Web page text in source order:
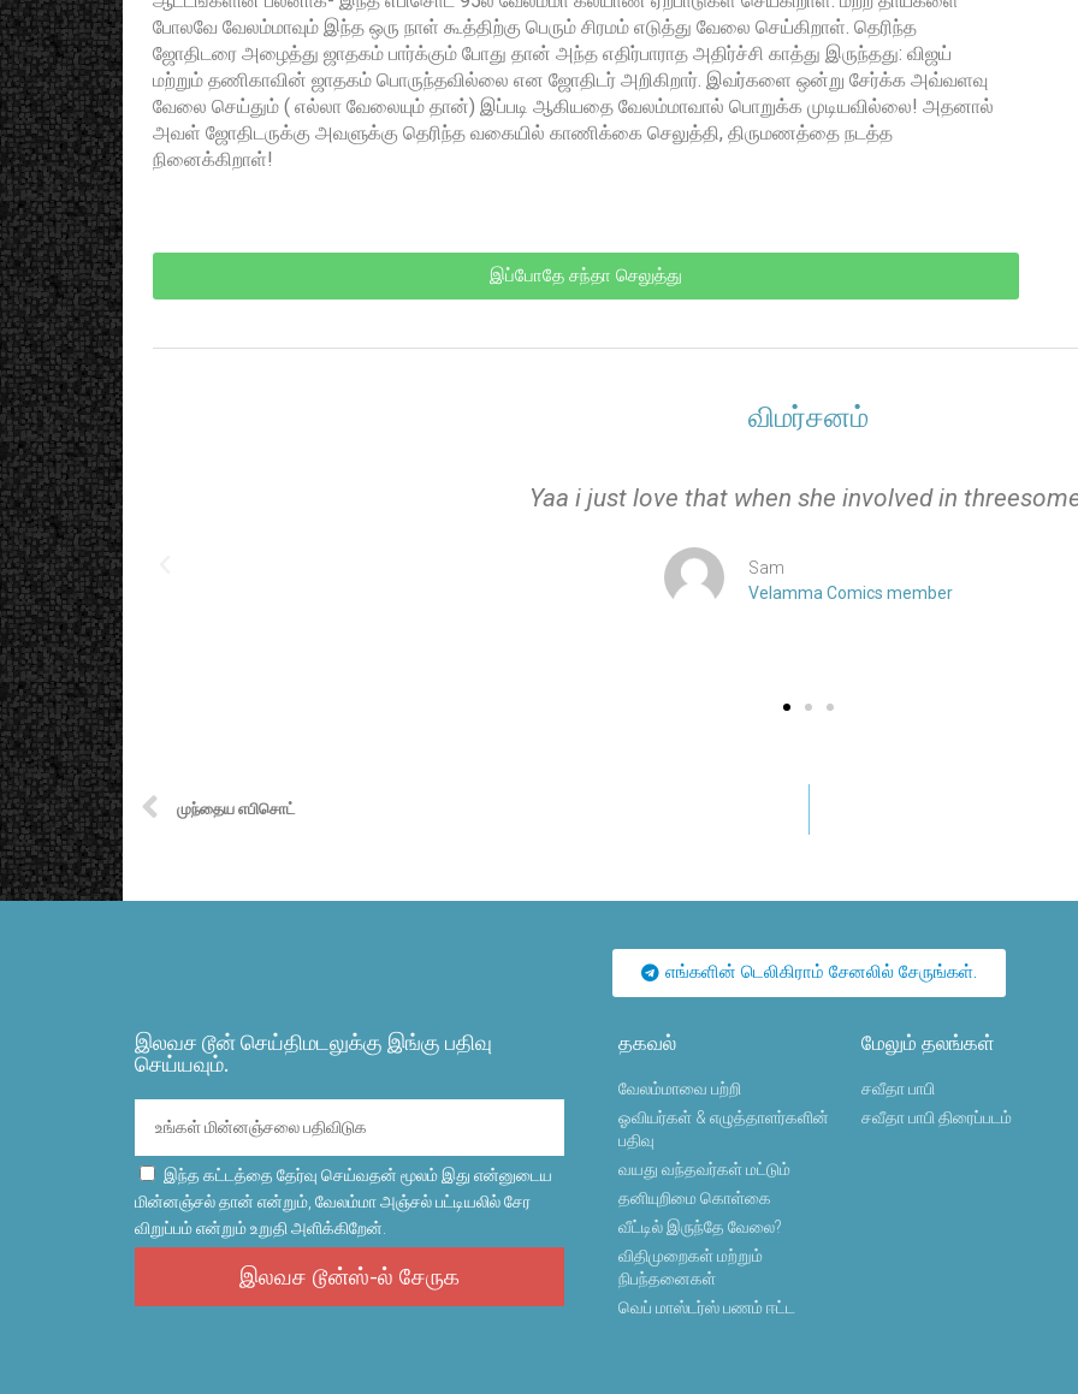
போலவே வேலம்மாவும் இந்த ஒரு நாள் கூத்திற்கு பெரும் சிரமம் எடுத்து வேலை செய்கிறாள். தெரிந்த
ஜோதிடரை அழைத்து ஜாதகம் பார்க்கும் போது தான் அந்த எதிர்பாராத அதிர்ச்சி காத்து இருந்தது: விஜய்
மற்றும் தணிகாவின் ஜாதகம் பொருந்தவில்லை என ஜோதிடர் அறிகிறார். இவர்களை ஒன்று சேர்க்க அவ்வளவு
வேலை செய்தும் ( எல்லா வேலையும் தான்) இப்படி ஆகியதை வேலம்மாவால் பொறுக்க முடியவில்லை! அதனால்
அவள் ஜோதிடருக்கு அவளுக்கு தெரிந்த வகையில் காணிக்கை செலுத்தி, திருமணத்தை நடத்த
நினைக்கிறாள்!
இப்போதே சந்தா செலுத்து
விமர்சனம்
Yaa i just love that when she involved in
Sam
Velamma Comics member
முந்தைய எபிசொட்
எங்களின் டெலிகிராம் சேனலில் சேருங்கள்.
இலவச டூன் செய்திமடலுக்கு இங்கு பதிவு
செய்யவும்.
இந்த கட்டத்தை தேர்வு செய்வதன் மூலம் இது என்னுடைய
மின்னஞ்சல் தான் என்றும், வேலம்மா அஞ்சல் பட்டியலில் சேர
விறுப்பம் என்றும் உறுதி அளிக்கிறேன்.
இலவச டூன்ஸ்-ல் சேருக
தகவல்
வேலம்மாவை பற்றி
ஓவியர்கள் & எழுத்தாளர்களின்
பதிவு
வயது வந்தவர்கள் மட்டும்
தனியுறிமை கொள்கை
வீட்டில் இருந்தே வேலை?
விதிமுறைகள் மற்றும்
நிபந்தனைகள்
வெப் மாஸ்டர்ஸ் பணம் ஈட்ட
மேலும் தலங்கள்
சவீதா பாபி
சவீதா பாபி திரைப்படம்